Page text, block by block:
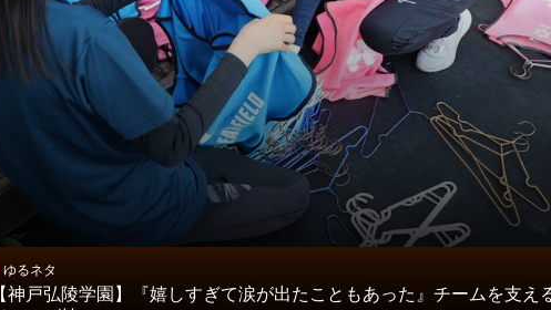
ゆるネタ
【神戸弘陵学園】『嬉しすぎて涙が出たこともあった』チームを支え